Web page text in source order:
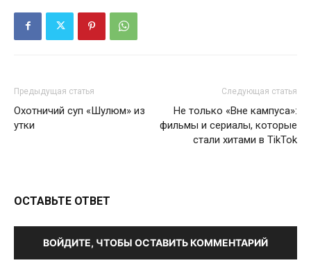
Предыдущая статья
Охотничий суп «Шулюм» из
утки
Следующая статья
Не только «Вне кампуса»:
фильмы и сериалы, которые
стали хитами в TikTok
ОСТАВЬТЕ ОТВЕТ
ВОЙДИТЕ, ЧТОБЫ ОСТАВИТЬ КОММЕНТАРИЙ